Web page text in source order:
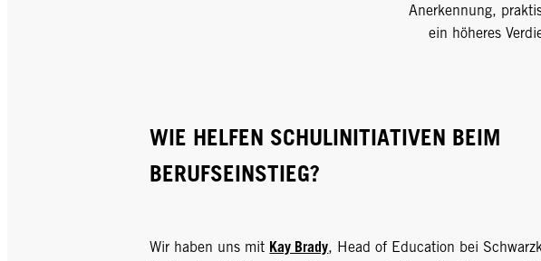
Anerkennung,
ein höheres
WIE HELFEN SCHULINITIATIVEN BEIM
BERUFSEINSTIEG?
Wir haben uns mit Kay Brady, Head of Education bei